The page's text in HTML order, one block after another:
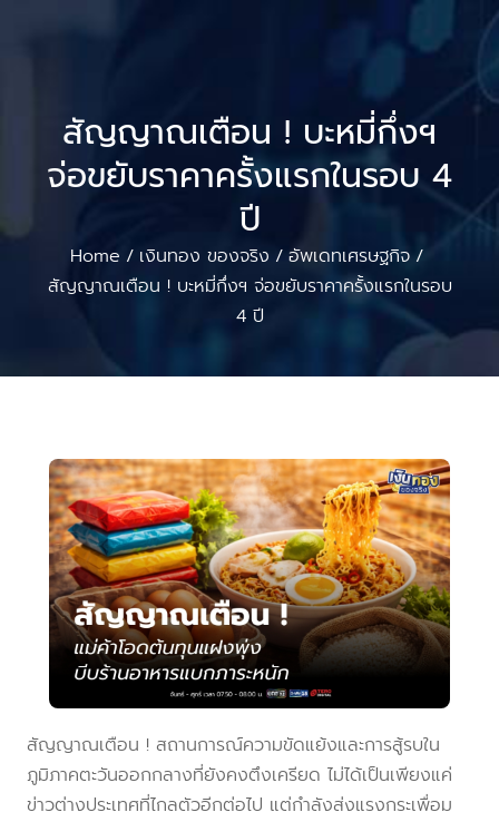
สัญญาณเตือน ! บะหมี่กึ่งฯ
จ่อขยับราคาครั้งแรกในรอบ 4
ปี
Home / เงินทอง ของจริง / อัพเดทเศรษฐกิจ /
สัญญาณเตือน ! บะหมี่กึ่งฯ จ่อขยับราคาครั้งแรกในรอบ
4 ปี
สัญญาณเตือน ! สถานการณ์ความขัดแย้งและการสู้รบใน
ภูมิภาคตะวันออกกลางที่ยังคงตึงเครียด ไม่ได้เป็นเพียงแค่
ข่าวต่างประเทศที่ไกลตัวอีกต่อไป แต่กำลังส่งแรงกระเพื่อม